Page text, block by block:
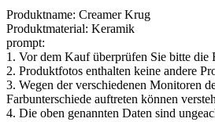
Produktname: Creamer Krug
Produktmaterial: Keramik
prompt:
1. Vor dem Kauf überprüfen Sie bitte die
2. Produktfotos enthalten keine andere
3. Wegen der verschiedenen Monitoren
Farbunterschiede auftreten können
4. Die oben genannten Daten sind